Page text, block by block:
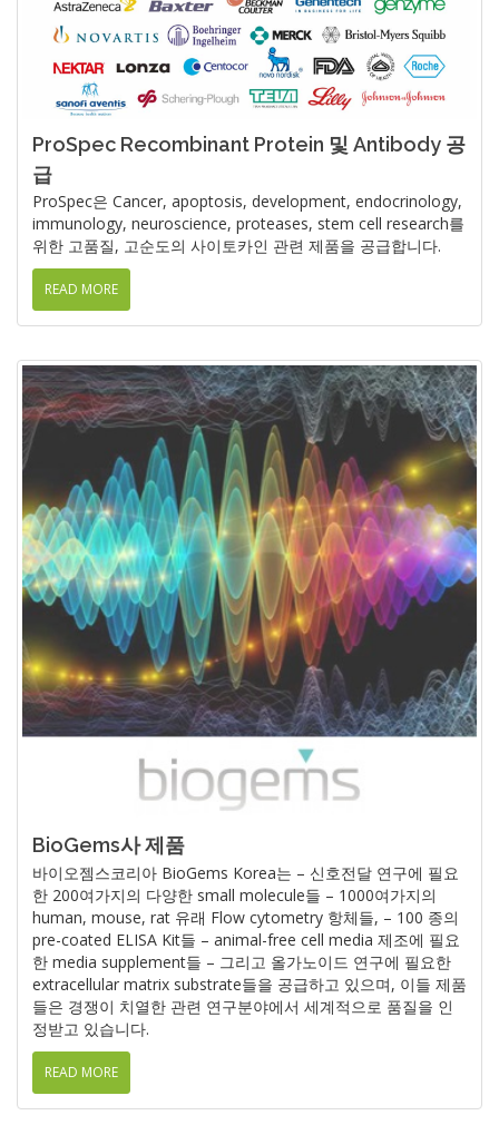
ProSpec Recombinant Protein 및 Antibody 공
급
ProSpec은 Cancer, apoptosis, development, endocrinology,
immunology, neuroscience, proteases, stem cell research를
위한 고품질, 고순도의 사이토카인 관련 제품을 공급합니다.
READ MORE
BioGems사 제품
바이오젬스코리아 BioGems Korea는 – 신호전달 연구에 필요
한 200여가지의 다양한 small molecule들 – 1000여가지의
human, mouse, rat 유래 Flow cytometry 항체들, – 100 종의
pre-coated ELISA Kit들 – animal-free cell media 제조에 필요
한 media supplement들 – 그리고 올가노이드 연구에 필요한
extracellular matrix substrate들을 공급하고 있으며, 이들 제품
들은 경쟁이 치열한 관련 연구분야에서 세계적으로 품질을 인
정받고 있습니다.
READ MORE